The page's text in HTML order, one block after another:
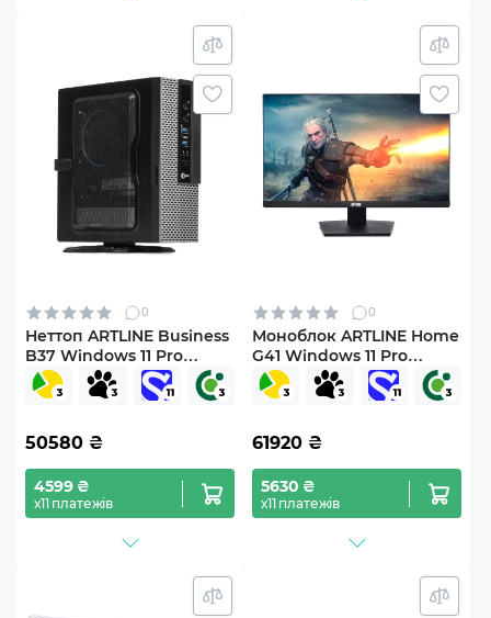
0
Неттоп ARTLINE Business
B37 Windows 11 Pro
(B37v17Win)
50580 ₴
4599 ₴
х11 платежів
0
Моноблок ARTLINE Home
G41 Windows 11 Pro
(G41v40Win)
61920 ₴
5630 ₴
х11 платежів